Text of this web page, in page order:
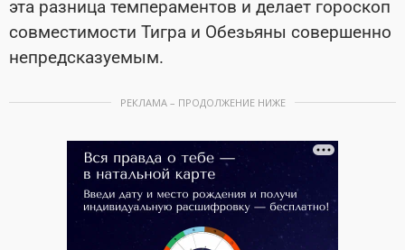
эта разница темпераментов и делает гороскоп
совместимости Тигра и Обезьяны совершенно
непредсказуемым.
РЕКЛАМА – ПРОДОЛЖЕНИЕ НИЖЕ